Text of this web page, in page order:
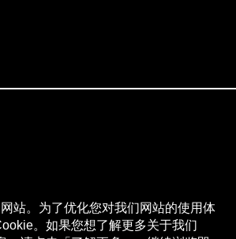
站。为了优化您对我们网站的使用体
。如果您想了解更多关于我们